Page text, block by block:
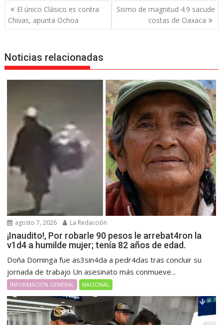
Navegación
de
entradas
El único Clásico es contra
Chivas, apunta Ochoa
Sismo de magnitud 4.9 sacude
costas de Oaxaca
Noticias relacionadas
agosto 7, 2026 La Redacción
¡Inaudito!, Por robarle 90 pesos le arrebat4ron la
v1d4 a humilde mujer; tenía 82 años de edad.
Doña Dominga fue as3sin4da a pedr4das tras concluir su
jornada de trabajo Un asesinato más conmueve...
INFORMACIÓN GENERAL NACIONAL